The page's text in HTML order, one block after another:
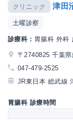
クリニック 津田
土曜診察
診療科： 胃腸科 外科
〒2740825 千葉
047-479-2525
JR東日本 総武線
胃腸科 診療時間